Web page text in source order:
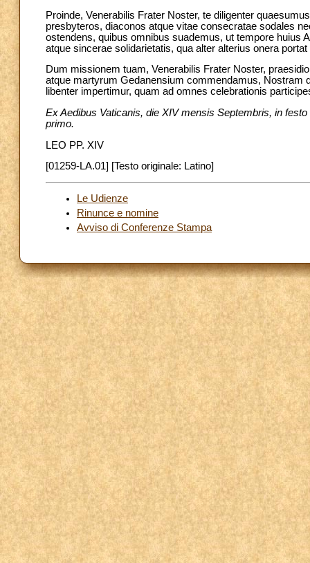
Proinde, Venerabilis Frater Noster, te diligenter
presbyteros, diaconos atque vitae consecratae sodales
ostendens, quibus omnibus suademus, ut tempore huius
atque sincerae solidarietatis, qua alter alterius onera
Dum missionem tuam, Venerabilis Frater Noster,
atque martyrum Gedanensium commendamus, Nostram
libenter impertimur, quam ad omnes celebrationis
Ex Aedibus Vaticanis, die XIV mensis Septembris, in
primo.
LEO PP. XIV
[01259-LA.01] [Testo originale: Latino]
Le Udienze
Rinunce e nomine
Avviso di Conferenze Stampa